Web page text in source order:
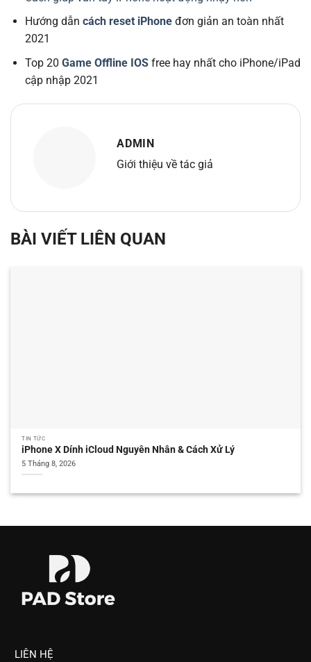
Hướng dẫn cách reset iPhoneđơn giản an toàn nhất
2021
Top 20 Game Offline IOSfree hay nhất cho iPhone/iPad
cập nhập 2021
ADMIN
Giới thiệu về tác giả
BÀI VIẾT LIÊN QUAN
TIN TỨC
iPhone X Dính iCloud Nguyên Nhân & Cách Xử Lý
5 Tháng 8, 2026
LIÊN HỆ